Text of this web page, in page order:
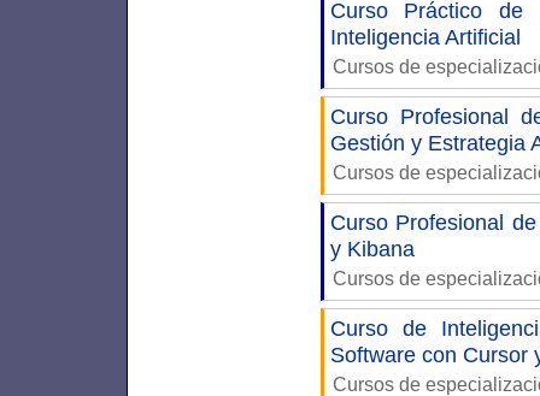
Curso Práctico de
Inteligencia Artificial
Cursos de
Curso Profesional
Gestión y Estrategia
Cursos de
Curso Profesional
y Kibana
Cursos de
Curso de
Software con Cursor
Cursos de